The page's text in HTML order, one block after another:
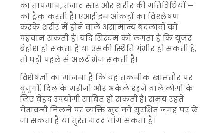
का तापमान, तनाव स्तर और शरीर की गतिविधियों —
को ट्रैक करती है। एआई इन आंकड़ों का विश्लेषण
करके शरीर में होने वाले असामान्य बदलावों को
पहचान सकती है। यदि सिस्टम को लगता है कि यूजर
बेहोश हो सकता है या उसकी स्थिति गंभीर हो सकती है,
तो घड़ी पहले से अलर्ट भेज सकती है।
विशेषज्ञों का मानना है कि यह तकनीक खासतौर पर
बुजुर्गों, दिल के मरीजों और अकेले रहने वाले लोगों के
लिए बेहद उपयोगी साबित हो सकती है। समय रहते
चेतावनी मिलने पर व्यक्ति खुद को सुरक्षित जगह पर ले
जा सकता है या तुरंत मदद मांग सकता है।